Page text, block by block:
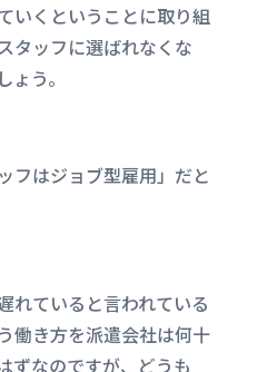
いくということに取り組
タッフに選ばれなくな
う。
フはジョブ型雇用」だと
れていると言われている
働き方を派遣会社は何十
ずなのですが、どうも